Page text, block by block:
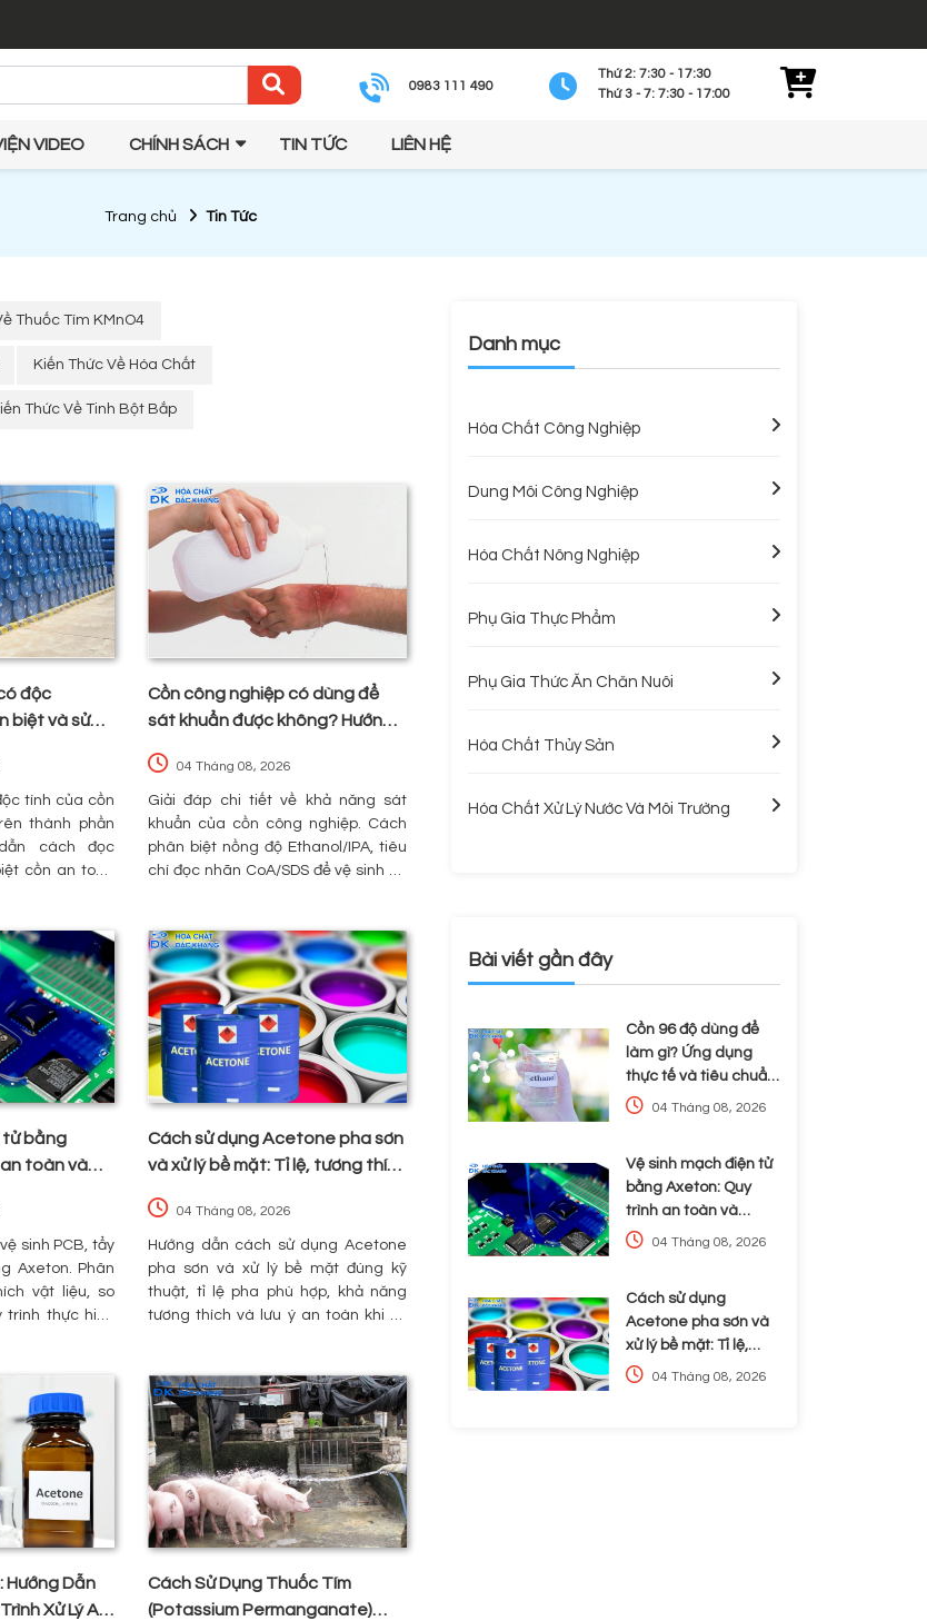
0983 111 490
Thứ 2: 7:30 - 17:30
Thứ 3 - 7: 7:30 - 17:00
VIDEO CHÍNH SÁCH TIN TỨC LIÊN HỆ
Trang chủ Tin Tức
Thuốc Tím KMnO4
Kiến Thức Về Hóa Chất
Thức Về Tinh Bột Bắp
độc
biệt và sử
tính của cồn
thành phần
cách đọc
cồn an toàn
Cồn công nghiệp có dùng để
sát khuẩn được không? Hướng
04 Tháng 08, 2026
Giải đáp chi tiết về khả năng sát
khuẩn của cồn công nghiệp. Cách
phân biệt nồng độ Ethanol/IPA, tiêu
chí đọc nhãn CoA/SDS để vệ sinh bề
tử bằng
toàn và
sinh PCB, tẩy
Axeton. Phân
vật liệu, so
trình thực hiện
Cách sử dụng Acetone pha sơn
và xử lý bề mặt: Tỉ lệ, tương thích
04 Tháng 08, 2026
Hướng dẫn cách sử dụng Acetone
pha sơn và xử lý bề mặt đúng kỹ
thuật, tỉ lệ pha phù hợp, khả năng
tương thích và lưu ý an toàn khi sử
Dẫn
Xử Lý An
Cách Sử Dụng Thuốc Tím
(Potassium Permanganate)
Danh mục
Hóa Chất Công Nghiệp
Dung Môi Công Nghiệp
Hóa Chất Nông Nghiệp
Phụ Gia Thực Phẩm
Phụ Gia Thức Ăn Chăn Nuôi
Hóa Chất Thủy Sản
Hóa Chất Xử Lý Nước Và Môi Trường
Bài viết gần đây
Cồn 96 độ dùng để
làm gì? Ứng dụng
thực tế và tiêu chuẩn
lựa chọn cho doanh
04 Tháng 08, 2026
Vệ sinh mạch điện tử
bằng Axeton: Quy
trình an toàn và
những rủi ro cần lưu ý
04 Tháng 08, 2026
Cách sử dụng
Acetone pha sơn và
xử lý bề mặt: Tỉ lệ,
tương thích và an
04 Tháng 08, 2026